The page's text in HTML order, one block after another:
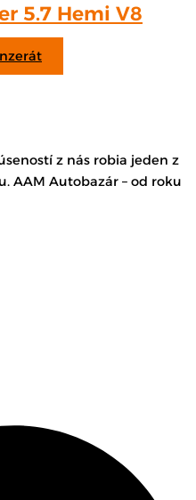
5.7 Hemi V8
z nás robia jeden z
AAM Autobazár – od roku